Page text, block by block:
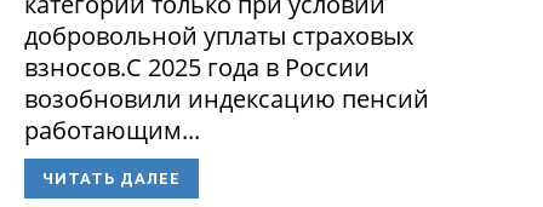
добровольной уплаты страховых
взносов.С 2025 года в России
возобновили индексацию пенсий
работающим...
ЧИТАТЬ ДАЛЕЕ